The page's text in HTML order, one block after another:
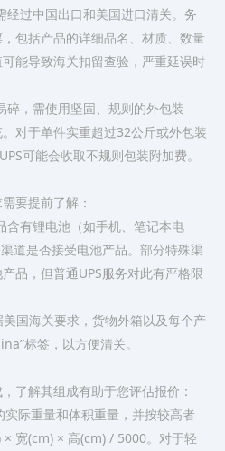
经过中国出口和美国进口清关。务
包括产品的详细品名、材质、数量
能导致海关扣留查验，严重延误时
碎，需使用坚固、规则的外包装
对于单件实重超过32公斤或外包装
可能会收取不规则包装附加费。
要提前了解：
含有锂电池（如手机、笔记本电
道是否接受电池产品。部分特殊渠
品，但普通UPS服务对此有严格限
国海关要求，货物外箱以及每个产
标签，以方便清关。
了解其组成有助于您评估报价：
实际重量和体积重量，并按较高者
宽(cm) × 高(cm) / 5000。对于轻